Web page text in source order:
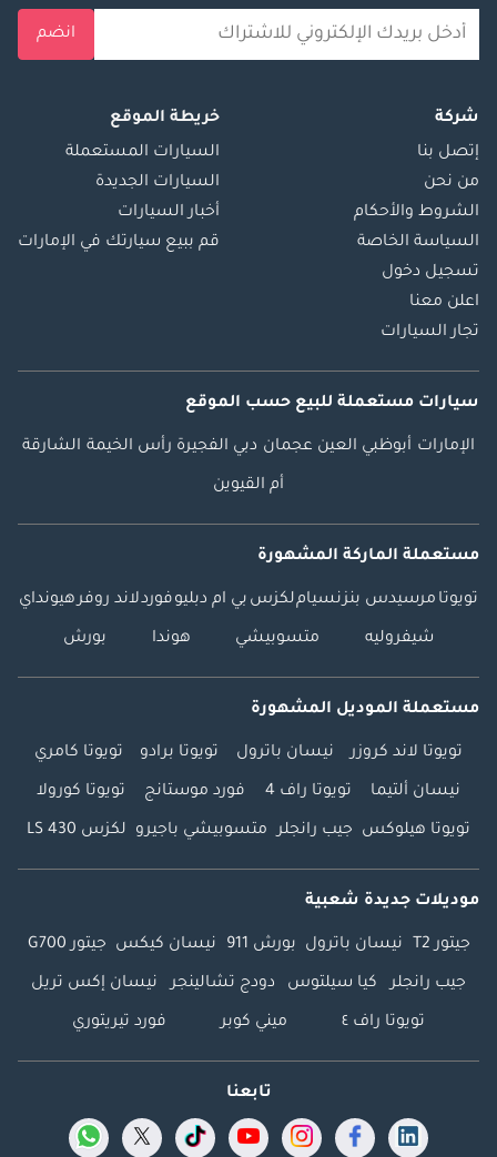
انضم
شركة
إتصل بنا
من نحن
الشروط والأحكام
السياسة الخاصة
تسجيل دخول
اعلن معنا
تجار السيارات
خريطة الموقع
السيارات المستعملة
السيارات الجديدة
أخبار السيارات
قم ببيع سيارتك في الإمارات
سيارات مستعملة للبيع حسب الموقع
الإمارات أبوظبي العين عجمان دبي الفجيرة رأس الخيمة الشارقة
أم القيوين
مستعملة الماركة المشهورة
تويوتا مرسيدس بنزنسياملكزس بي ام دبليوفوردلاند روفرهيونداي
شيفروليه متسوبيشي هوندا بورش
مستعملة الموديل المشهورة
تويوتا لاند كروزر نيسان باترول تويوتا برادو تويوتا كامري
نيسان ألتيما تويوتا راف 4 فورد موستانج تويوتا كورولا
تويوتا هيلوكس جيب رانجلر متسوبيشي باجيرو لكزس LS 430
موديلات جديدة شعبية
جيتور T2 نيسان باترول بورش 911 نيسان كيكس جيتور G700
جيب رانجلر كيا سيلتوس دودج تشالينجر نيسان إكس تريل
تويوتا راف ٤ ميني كوبر فورد تيريتوري
تابعنا